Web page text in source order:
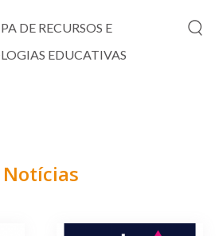
DE RECURSOS E
EDUCATIVAS
Notícias